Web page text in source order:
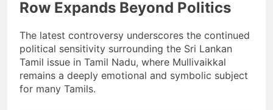
Row Expands Beyond Politics
The latest controversy underscores the continued
political sensitivity surrounding the Sri Lankan
Tamil issue in Tamil Nadu, where Mullivaikkal
remains a deeply emotional and symbolic subject
for many Tamils.